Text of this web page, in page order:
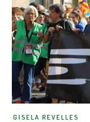
GISELA REVELLES